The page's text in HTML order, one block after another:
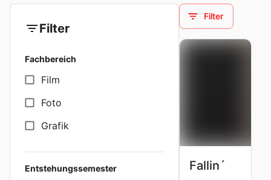
Filter
Fachbereich
Film
Foto
Grafik
Entstehungssemester
Filter
Fallin´